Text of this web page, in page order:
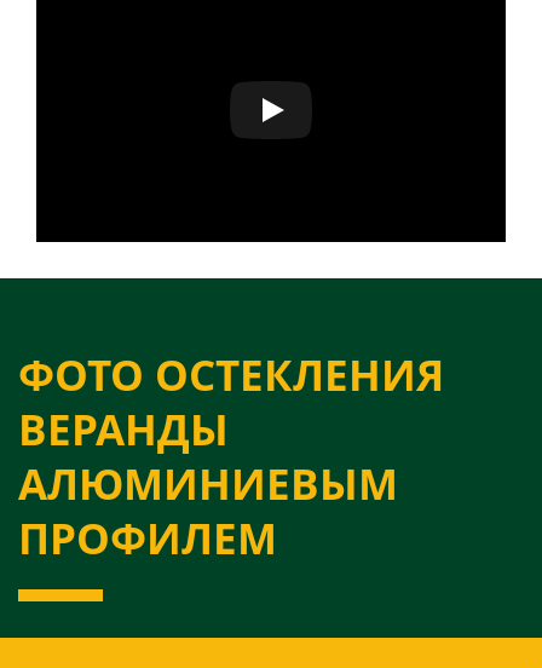
ФОТО ОСТЕКЛЕНИЯ
ВЕРАНДЫ
АЛЮМИНИЕВЫМ
ПРОФИЛЕМ